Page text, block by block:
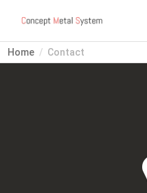
Home Contact